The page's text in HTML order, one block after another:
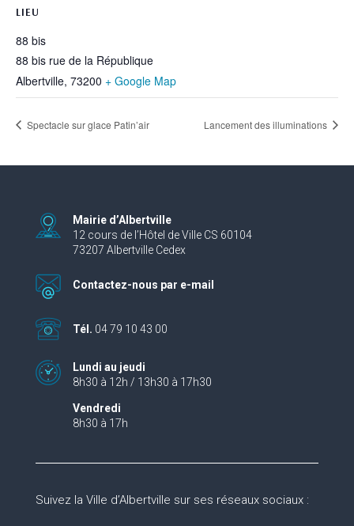
LIEU
88 bis
88 bis rue de la République
Albertville, 73200 + Google Map
Spectacle sur glace Patin’air Lancement des illuminations
Mairie d’Albertville
12 cours de l’Hôtel de Ville CS 60104
73207 Albertville Cedex
Contactez-nous par e-mail
Tél. 04 79 10 43 00
Lundi au jeudi
8h30 à 12h / 13h30 à 17h30
Vendredi
8h30 à 17h
Suivez la Ville d’Albertville sur ses réseaux sociaux :